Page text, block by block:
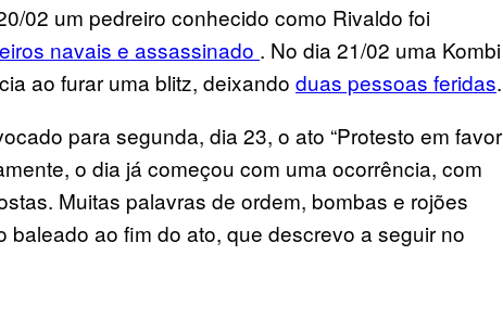
02 um pedreiro conhecido como Rivaldo foi
navais e assassinado . No dia 21/02 uma Kombi
ao furar uma blitz, deixando duas pessoas feridas.
para segunda, dia 23, o ato “Protesto em favor
o dia já começou com uma ocorrência, com
Muitas palavras de ordem, bombas e rojões
ao fim do ato, que descrevo a seguir no